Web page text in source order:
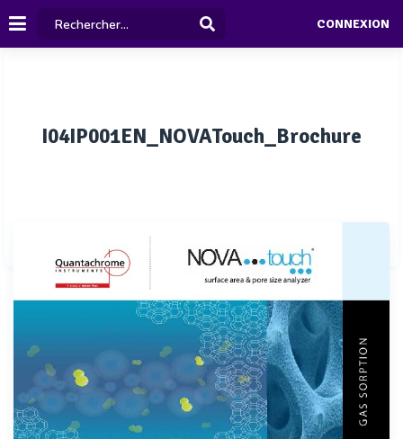
CONNEXION
I04IP001EN_NOVATouch_Brochure